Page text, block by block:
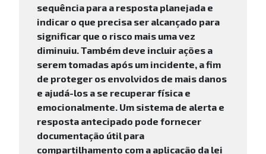
sequência para a resposta planejada e
indicar o que precisa ser alcançado para
significar que o risco mais uma vez
diminuiu. Também deve incluir ações a
serem tomadas após um incidente, a fim
de proteger os envolvidos de mais danos
e ajudá-los a se recuperar física e
emocionalmente. Um sistema de alerta e
resposta antecipado pode fornecer
documentação útil para
compartilhamento com a aplicação da lei